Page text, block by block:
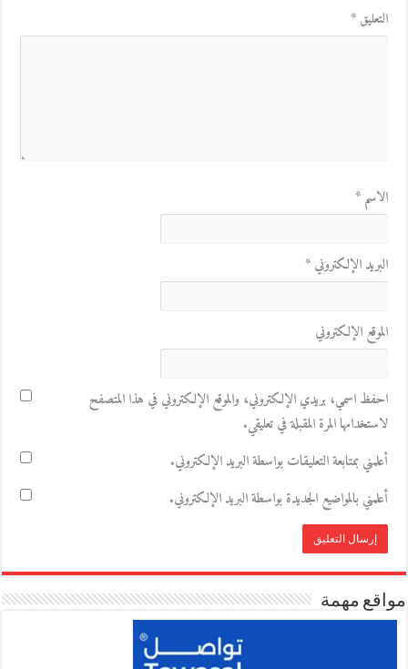
التعليق*
الاسم*
البريد الإلكتروني*
الموقع الإلكتروني
احفظ اسمي، بريدي الإلكتروني، والموقع الإلكتروني في هذا المتصفح
لاستخدامها المرة المقبلة في تعليقي.
أعلمني بمتابعة التعليقات بواسطة البريد الإلكتروني.
أعلمني بالمواضيع الجديدة بواسطة البريد الإلكتروني.
مواقع مهمة